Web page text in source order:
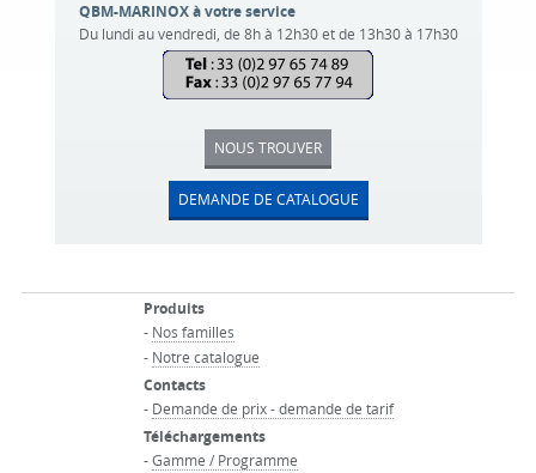
QBM-MARINOX à votre service
Du lundi au vendredi, de 8h à 12h30 et de 13h30 à 17h30
NOUS TROUVER
DEMANDE DE CATALOGUE
Produits
- Nos familles
- Notre catalogue
Contacts
- Demande de prix - demande de tarif
Téléchargements
-Gamme / Programme